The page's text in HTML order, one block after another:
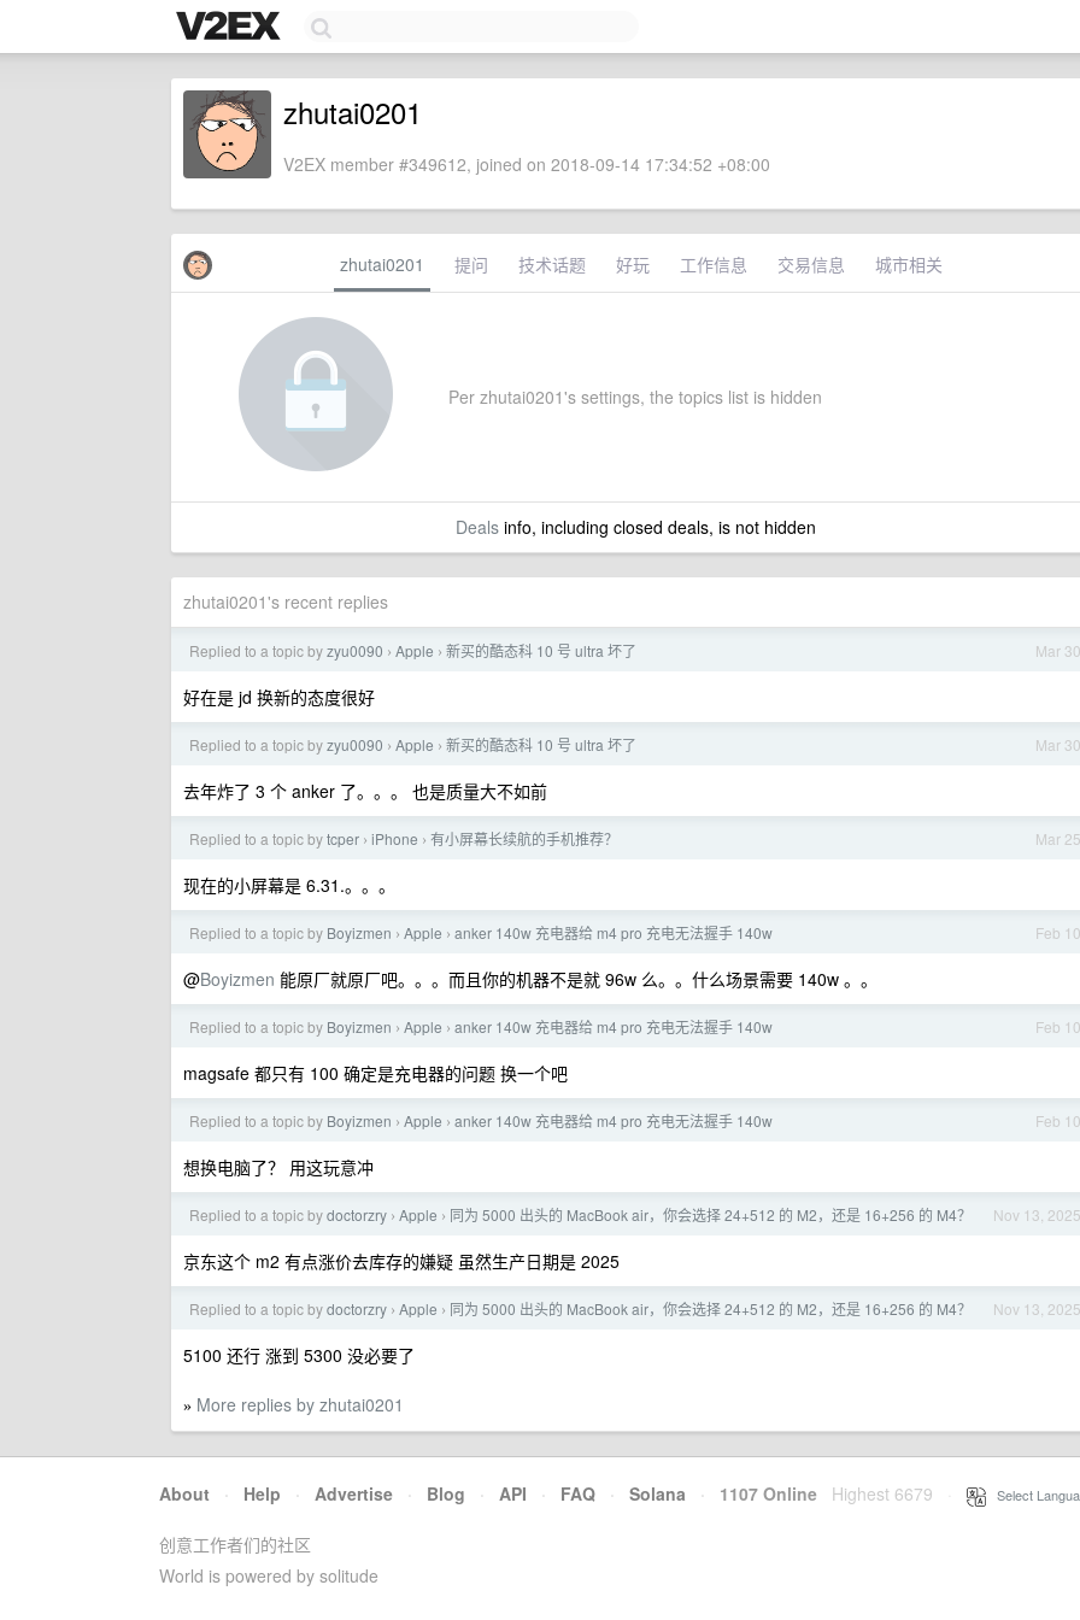
zhutai0201
V2EX member #349612, joined on 2018-09-14 17:34:52 +08:00
zhutai0201 提问 技术话题 好玩 工作信息 交易信息 城市相关
Per zhutai0201's settings, the topics list is hidden
Dealsinfo, including closed deals, is not hidden
zhutai0201's recent replies
Mar 30
Replied to a topic byzyu0090 › Apple › 新买的酷态科 10 号 ultra 坏了
好在是 jd 换新的态度很好
Mar 30
Replied to a topic byzyu0090 › Apple › 新买的酷态科 10 号 ultra 坏了
去年炸了 3 个 anker 了。。。 也是质量大不如前
Mar 25
Replied to a topic bytcper › iPhone › 有小屏幕长续航的手机推荐？
现在的小屏幕是 6.31.。。。
Feb 10
Replied to a topic by Boyizmen › Apple › anker 140w 充电器给 m4 pro 充电无法握手 140w
@Boyizmen 能原厂就原厂吧。。。而且你的机器不是就 96w 么。。什么场景需要 140w 。。
Feb 10
Replied to a topic by Boyizmen › Apple › anker 140w 充电器给 m4 pro 充电无法握手 140w
magsafe 都只有 100 确定是充电器的问题 换一个吧
Feb 10
Replied to a topic by Boyizmen › Apple › anker 140w 充电器给 m4 pro 充电无法握手 140w
想换电脑了？ 用这玩意冲
Nov 13, 2025
Replied to a topic bydoctorzry › Apple › 同为 5000 出头的 MacBook air，你会选择 24+512 的 M2，还是 16+256 的 M4？
京东这个 m2 有点涨价去库存的嫌疑 虽然生产日期是 2025
Nov 13, 2025
Replied to a topic bydoctorzry › Apple › 同为 5000 出头的 MacBook air，你会选择 24+512 的 M2，还是 16+256 的 M4？
5100 还行 涨到 5300 没必要了
» More replies by zhutai0201
About · Help · Advertise · Blog · API · FAQ · Solana · 1107 Online Highest 6679 Select
创意工作者们的社区
World is powered by solitude